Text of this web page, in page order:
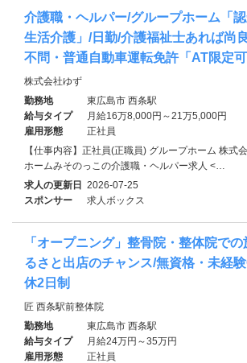
介護職・ヘルパー/グループホーム「
生活介護」/日勤/介護福祉士あれば尚
不問・普通自動車運転免許「AT限定
株式会社ゆず
勤務地
東広島市 西条駅
給与タイプ
月給16万8,000円～21万5,000円
雇用形態
正社員
【仕事内容】正社員(正職員) グループホーム 株式
ホームみそのっこの介護職・ヘルパー求人 <…
求人の更新日 2026-07-25
スポンサー
求人ボックス
「オープニング」整骨院・整体院で
るさと出店のチャンス/無資格・未経
休2日制
匠 西条駅前整体院
勤務地
東広島市 西条駅
給与タイプ
月給24万円～35万円
雇用形態
正社員